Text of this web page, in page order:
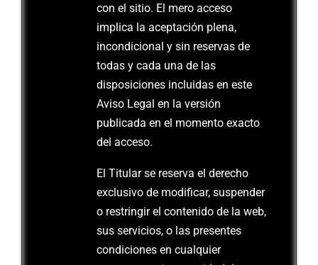
con el sitio. El mero acceso
implica la aceptación plena,
incondicional y sin reservas de
todas y cada una de las
disposiciones incluidas en este
Aviso Legal en la versión
publicada en el momento exacto
del acceso.
El Titular se reserva el derecho
exclusivo de modificar, suspender
o restringir el contenido de la web,
sus servicios, o las presentes
condiciones en cualquier